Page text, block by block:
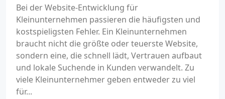
Bei der Website-Entwicklung für
Kleinunternehmen passieren die häufigsten und
kostspieligsten Fehler. Ein Kleinunternehmen
braucht nicht die größte oder teuerste Website,
sondern eine, die schnell lädt, Vertrauen aufbaut
und lokale Suchende in Kunden verwandelt. Zu
viele Kleinunternehmer geben entweder zu viel
für...